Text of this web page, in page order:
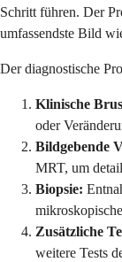
Schritt führen. Der
umfassendste Bild
Der diagnostische
Klinische
oder
Bildgebende
MRT, um
Biopsie:
Zusätzliche
weitere Tests